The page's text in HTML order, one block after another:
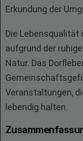
Erkundung der
Die Lebensqualität
aufgrund der
Natur. Das
Veranstaltungen,
lebendig halten.